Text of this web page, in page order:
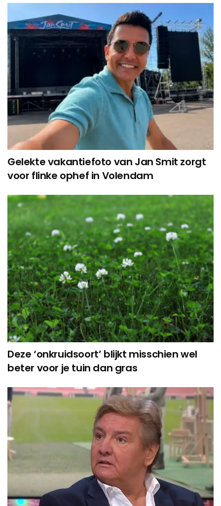
Gelekte vakantiefoto van Jan Smit zorgt
voor flinke ophef in Volendam
Deze ‘onkruidsoort’ blijkt misschien wel
beter voor je tuin dan gras